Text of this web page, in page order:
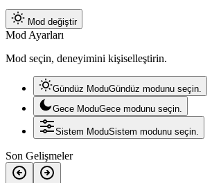
Mod değiştir
Mod Ayarları
Mod seçin, deneyimini kişiselleştirin.
Gündüz ModuGündüz modunu seçin.
Gece ModuGece modunu seçin.
Sistem ModuSistem modunu seçin.
Son Gelişmeler